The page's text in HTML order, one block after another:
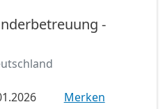
-
Merken